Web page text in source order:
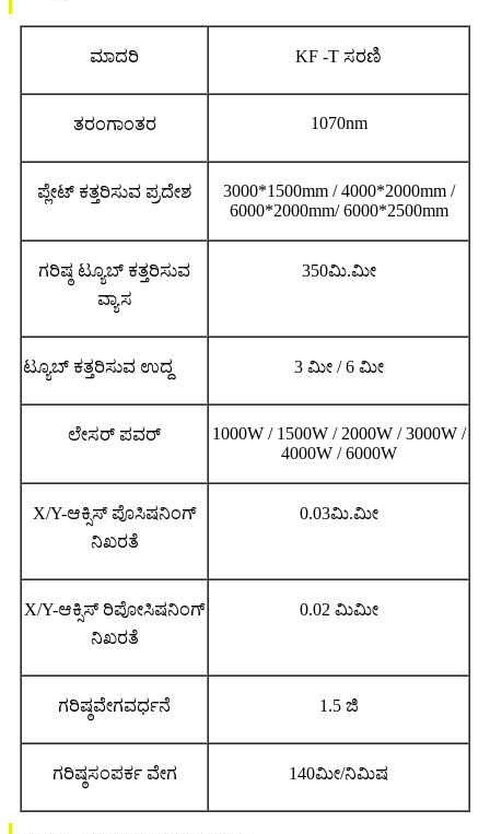
ಮಾದರಿ KF -T ಸರಣಿ
ತರಂಗಾಂತರ 1070nm
ಪ್ಲೇಟ್ ಕತ್ತರಿಸುವ ಪ್ರದೇಶ
3000*1500mm / 4000*2000mm /
6000*2000mm/ 6000*2500mm
ಗರಿಷ್ಠ ಟ್ಯೂಬ್ ಕತ್ತರಿಸುವ
ವ್ಯಾಸ
350ಮಿ.ಮೀ
ಟ್ಯೂಬ್ ಕತ್ತರಿಸುವ ಉದ್ದ 3 ಮೀ / 6 ಮೀ
ಲೇಸರ್ ಪವರ್
1000W / 1500W / 2000W / 3000W /
4000W / 6000W
X/Y-ಆಕ್ಸಿಸ್ ಪೊಸಿಷನಿಂಗ್
ನಿಖರತೆ
0.03ಮಿ.ಮೀ
X/Y-ಆಕ್ಸಿಸ್ ರಿಪೋಸಿಷನಿಂಗ್
ನಿಖರತೆ
0.02 ಮಿಮೀ
ಗರಿಷ್ಠವೇಗವರ್ಧನೆ 1.5 ಜಿ
ಗರಿಷ್ಠಸಂಪರ್ಕ ವೇಗ 140ಮೀ/ನಿಮಿಷ